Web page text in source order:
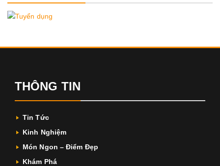
THÔNG TIN
Tin Tức
Kinh Nghiệm
Món Ngon – Điểm Đẹp
Khám Phá